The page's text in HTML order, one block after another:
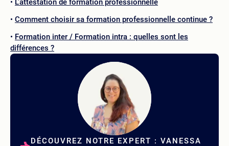
L’attestation de formation professionnelle
Comment choisir sa formation professionnelle continue ?
Formation inter / Formation intra : quelles sont les
différences ?
DÉCOUVREZ NOTRE EXPERT : VANESSA